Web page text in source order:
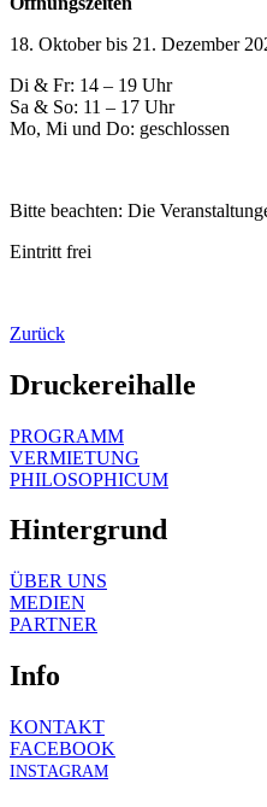
18. Oktober bis 21. Dezember
Di & Fr: 14 – 19 Uhr
Sa & So: 11 – 17 Uhr
Mo, Mi und Do: geschlossen
Bitte beachten: Die
Eintritt frei
Zurück
Druckereihalle
PROGRAMM
VERMIETUNG
PHILOSOPHICUM
Hintergrund
ÜBER UNS
MEDIEN
PARTNER
Info
KONTAKT
FACEBOOK
INSTAGRAM